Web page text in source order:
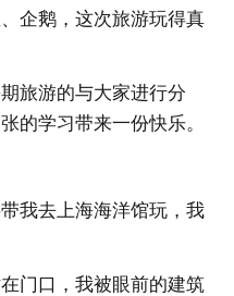
企鹅，这次旅游玩得真
旅游的与大家进行分
的学习带来一份快乐。
我去上海海洋馆玩，我
门口，我被眼前的建筑